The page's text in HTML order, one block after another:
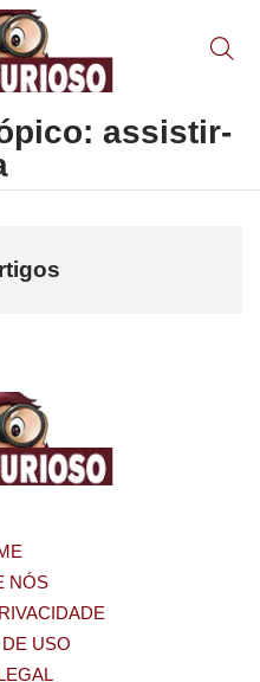
assistir-
NÓS
USO